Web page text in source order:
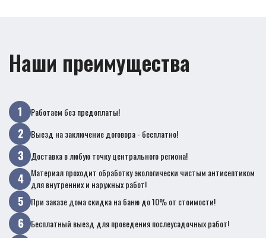
Наши преимущества
Работаем без предоплаты!
Выезд на заключение договора - бесплатно!
Доставка в любую точку центрального региона!
Материал проходит обработку экологически чистым антисептиком
для внутренних и наружных работ!
При заказе дома скидка на баню до 10% от стоимости!
Бесплатный выезд для проведения послеусадочных работ!